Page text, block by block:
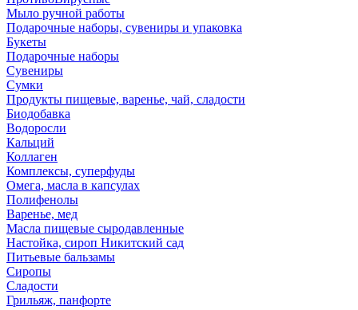
Мыло ручной работы
Подарочные наборы, сувениры и упаковка
Букеты
Подарочные наборы
Сувениры
Сумки
Продукты пищевые, варенье, чай, сладости
Биодобавка
Водоросли
Кальций
Коллаген
Комплексы, суперфуды
Омега, масла в капсулах
Полифенолы
Варенье, мед
Масла пищевые сыродавленные
Настойка, сироп Никитский сад
Питьевые бальзамы
Сиропы
Сладости
Грильяж, панфорте